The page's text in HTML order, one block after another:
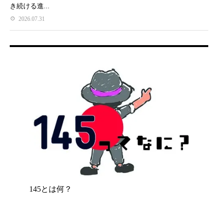
き続ける進...
2026.07.31
145とは何？